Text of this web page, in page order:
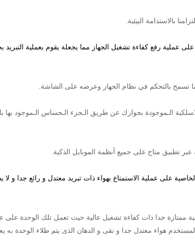
بالاستدامة البيئية.
عملية رفع كفاءة تشغيل الجهاز مما يجعلة يقوم بعملية التبريد
الـموجودة بجوارك عن طريق الـجزء الـحساس الـموجود بها
تطبيق متاح على جميع أنظمة الموبايل الذكية.
على عملية الاستمتاع بهواء ذات تبريد معتدل و رائع جدا
على وحدة خارجية ممتازة جدا ذات كفاءة تشغيل عالية حيث تعمل
المستخدم هواء معتدل جدا و نقى و الدهان الذى يتم طلاء الوحدة